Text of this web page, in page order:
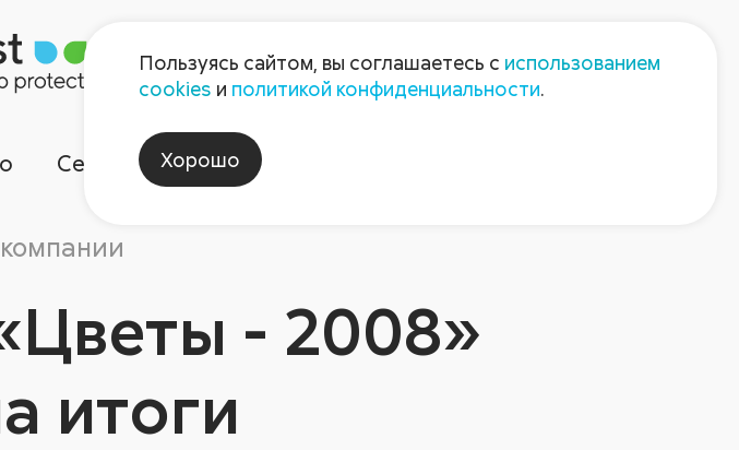
Пресс-центр Контакты
Сервисы Компания
- 2008»
итоги
Пользуясь сайтом, вы соглашаетесь с использованием
cookies и политикой конфиденциальности.
Хорошо